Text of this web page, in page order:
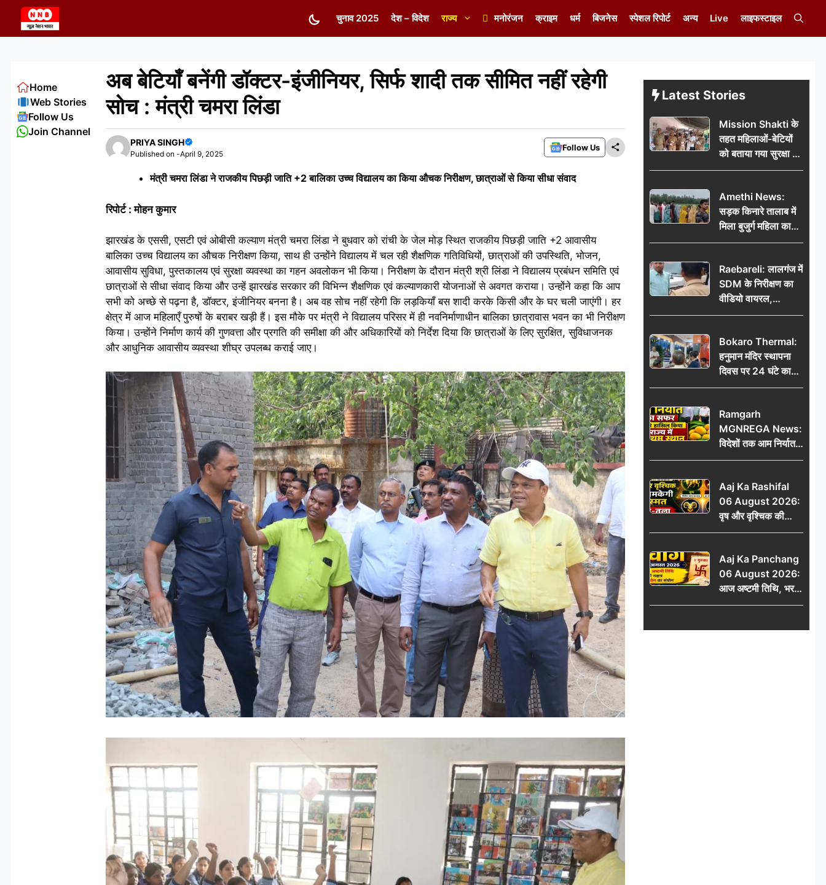
content
चुनाव 2025 देश – विदेश राज्य मनोरंजन क्राइम धर्म बिजनेस स्पेशल रिपोर्ट अन्य Live लाइफस्टाइल
अब बेटियाँ बनेंगी डॉक्टर-इंजीनियर, सिर्फ शादी तक सीमित नहीं रहेगी
सोच : मंत्री चमरा लिंडा
PRIYA SINGH
Published on -April 9, 2025
Follow Us
मंत्री चमरा लिंडा ने राजकीय पिछड़ी जाति +2 बालिका उच्च विद्यालय का किया औचक निरीक्षण, छात्राओं से किया सीधा संवाद
रिपोर्ट : मोहन कुमार
झारखंड के एससी, एसटी एवं ओबीसी कल्याण मंत्री चमरा लिंडा ने बुधवार को रांची के जेल मोड़ स्थित राजकीय पिछड़ी जाति +2 आवासीय
बालिका उच्च विद्यालय का औचक निरीक्षण किया, साथ ही उन्होंने विद्यालय में चल रही शैक्षणिक गतिविधियों, छात्राओं की उपस्थिति, भोजन,
आवासीय सुविधा, पुस्तकालय एवं सुरक्षा व्यवस्था का गहन अवलोकन भी किया। निरीक्षण के दौरान मंत्री श्री लिंडा ने विद्यालय प्रबंधन समिति एवं
छात्राओं से सीधा संवाद किया और उन्हें झारखंड सरकार की विभिन्न शैक्षणिक एवं कल्याणकारी योजनाओं से अवगत कराया। उन्होंने कहा कि आप
सभी को अच्छे से पढ़ना है, डॉक्टर, इंजीनियर बनना है। अब वह सोच नहीं रहेगी कि लड़कियाँ बस शादी करके किसी और के घर चली जाएंगी। हर
क्षेत्र में आज महिलाएँ पुरुषों के बराबर खड़ी हैं। इस मौके पर मंत्री ने विद्यालय परिसर में ही नवनिर्माणाधीन बालिका छात्रावास भवन का भी निरीक्षण
किया। उन्होंने निर्माण कार्य की गुणवत्ता और प्रगति की समीक्षा की और अधिकारियों को निर्देश दिया कि छात्राओं के लिए सुरक्षित, सुविधाजनक
और आधुनिक आवासीय व्यवस्था शीघ्र उपलब्ध कराई जाए।
Home
Web Stories
Follow Us
Join Channel
Latest Stories
Mission Shakti के
तहत महिलाओं-बेटियों
को बताया गया सुरक्षा के
अधिकार
Amethi News:
सड़क किनारे तालाब में
मिला बुजुर्ग महिला का
शव, संदिग्ध परिस्थितियों
Raebareli: लालगंज में
SDM के निरीक्षण का
वीडियो वायरल,
प्रशासनिक सक्रियता
कवायद?
Bokaro Thermal:
हनुमान मंदिर स्थापना
दिवस पर 24 घंटे का
अखंड हरि कीर्तन,
थर्मल
Ramgarh
MGNREGA News:
विदेशों तक आम निर्यात
का सफर, जिले ने
प्रथम स्थान
Aaj Ka Rashifal
06 August 2026:
वृष और वृश्चिक की
चमकेगी किस्मत, मेष-
Aaj Ka Panchang
06 August 2026:
आज अष्टमी तिथि, भरणी
नक्षत्र और गंड योग का
राहुकाल और दिनभर का